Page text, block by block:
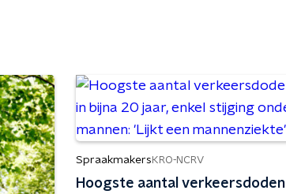
Spraakmakers KRO-NCRV
Hoogste aantal verkeersdoden